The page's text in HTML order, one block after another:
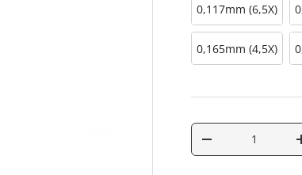
0,117mm (6,5X)
0,165mm (4,5X)
Qté
Diminuer la